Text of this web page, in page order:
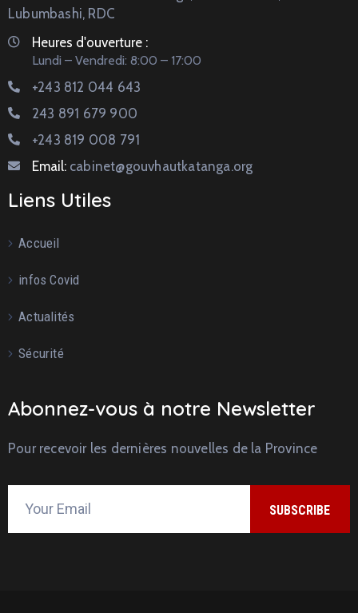
Lubumbashi, RDC
Heures d'ouverture :
Lundi – Vendredi: 8:00 – 17:00
+243 812 044 643
243 891 679 900
+243 819 008 791
Email: cabinet@gouvhautkatanga.org
Liens Utiles
Accueil
infos Covid
Actualités
Sécurité
Abonnez-vous à notre Newsletter
Pour recevoir les dernières nouvelles de la Province